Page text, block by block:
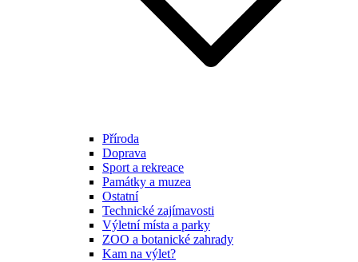
Příroda
Doprava
Sport a rekreace
Památky a muzea
Ostatní
Technické zajímavosti
Výletní místa a parky
ZOO a botanické zahrady
Kam na výlet?